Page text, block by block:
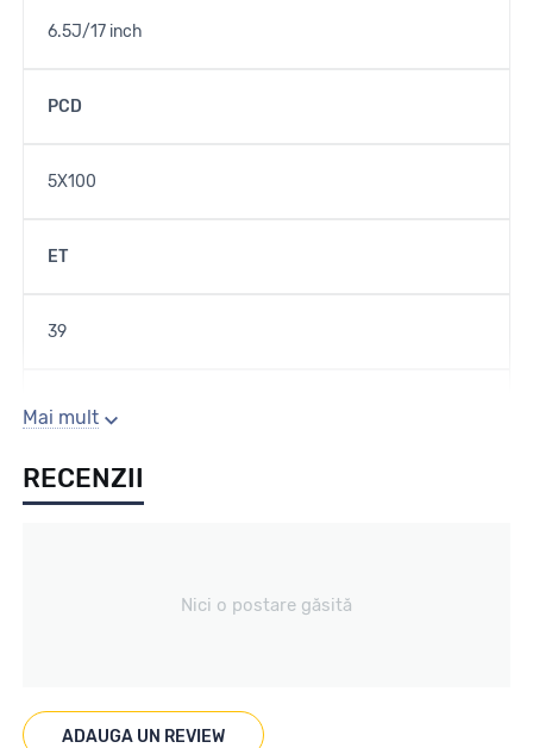
6.5J/17 inch
PCD
5X100
ET
39
Gaura centrala
57.1
Se poate cumpara doar la set de 4 buc! Kit montaj GRATUIT
in caz ca este nevoie!
Mai mult
RECENZII
Nici o postare găsită
ADAUGA UN REVIEW